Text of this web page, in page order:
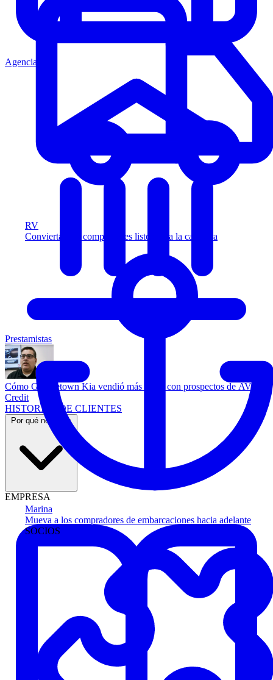
RV
Convierta más compradores listos para la carretera
Marina
Mueva a los compradores de embarcaciones hacia adelante
SOCIOS
Agencia
Prestamistas
Cómo Georgetown Kia vendió más autos con prospectos de AVA
Credit
HISTORIAS DE CLIENTES
Por qué nosotros
EMPRESA